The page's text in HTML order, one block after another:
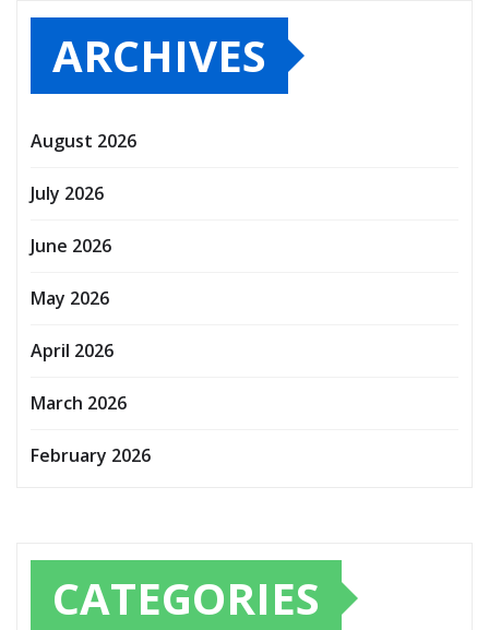
ARCHIVES
August 2026
July 2026
June 2026
May 2026
April 2026
March 2026
February 2026
CATEGORIES